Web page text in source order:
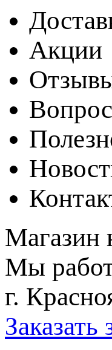
Акции
Магазин
Мы
г.
Заказать